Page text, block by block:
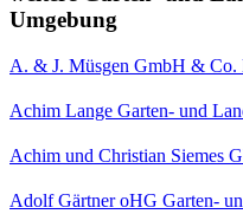
Umgebung
A. & J. Müsgen GmbH & Co.
Achim Lange Garten- und
Achim und Christian Siemes
Adolf Gärtner oHG Garten-